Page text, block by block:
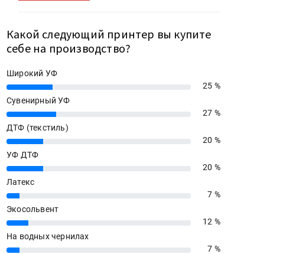
Какой следующий принтер вы купите
себе на производство?
Широкий УФ
25%
25 %
Сувенирный УФ
27%
27 %
ДТФ (текстиль)
20%
20 %
УФ ДТФ
20%
20 %
Латекс
7%
7 %
Экосольвент
12%
12 %
На водных чернилах
7%
7 %